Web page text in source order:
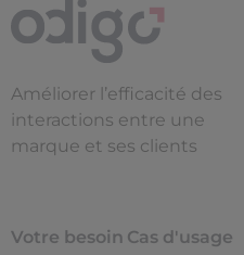
Améliorer l’efficacité des
interactions entre une
marque et ses clients
Votre besoin Cas d'usage